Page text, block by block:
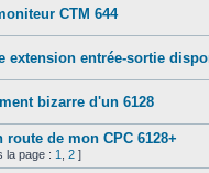
CTM 644
extension entrée-sortie
bizarre d'un 6128
route de mon CPC 6128+
la page : 1 2 ]